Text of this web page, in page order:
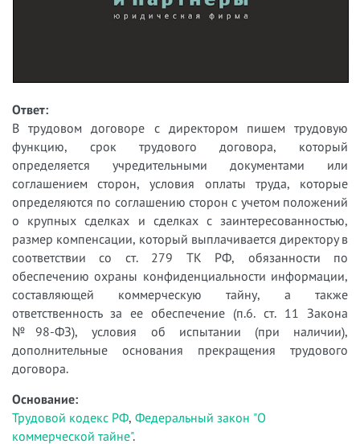
Ответ:
В трудовом договоре с директором пишем трудовую
функцию, срок трудового договора, который
определяется учредительными документами или
соглашением сторон, условия оплаты труда, которые
определяются по соглашению сторон с учетом положений
о крупных сделках и сделках с заинтересованностью,
размер компенсации, который выплачивается директору в
соответствии со ст. 279 ТК РФ, обязанности по
обеспечению охраны конфиденциальности информации,
составляющей коммерческую тайну, а также
ответственность за ее обеспечение (п.6. ст. 11 Закона
№98-ФЗ), условия об испытании (при наличии),
дополнительные основания прекращения трудового
договора.
Основание:
Трудовой кодекс РФ, Федеральный закон "О
коммерческой тайне".